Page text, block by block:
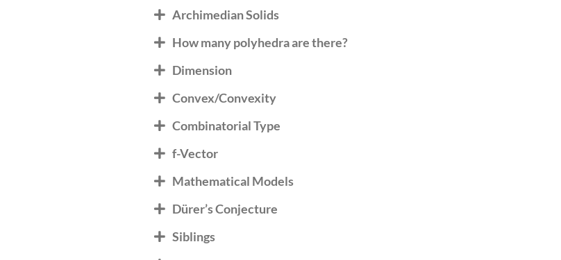
Archimedian Solids
How many polyhedra are there?
Dimension
Convex/Convexity
Combinatorial Type
f-Vector
Mathematical Models
Dürer’s Conjecture
Siblings